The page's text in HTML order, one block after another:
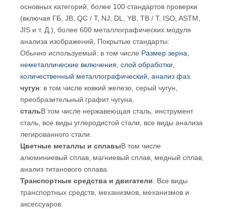
основных категорий, более 100 стандартов проверки
(включая ГБ, JB, QC / T, NJ, DL, YB, TB / T, ISO, ASTM,
JIS и т. Д.), более 600 металлографических модуля
анализа изображений, Покрытые стандарты:
Обычно используемый: в том числе Размер зерна,
неметаллические включения, слой обработки,
количественный металлографический, анализ фаз.
чугун: в том числе ковкий железо, серый чугун,
преобразительный графит чугуна.
стальВ том числе нержавеющая сталь, инструмент
сталь, все виды углеродистой стали, все виды анализа
легированного стали.
Цветные металлы и сплавыВ том числе
алюминиевый сплав, магниевый сплав, медный сплав,
анализ титанового сплава.
Транспортные средства и двигатели: Все виды
транспортных средств, механизмов, механизмов и
аксессуаров.